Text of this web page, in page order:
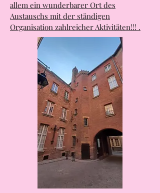
allem ein wunderbarer Ort des
Austauschs mit der ständigen
Organisation zahlreicher Aktivitäten!!! .